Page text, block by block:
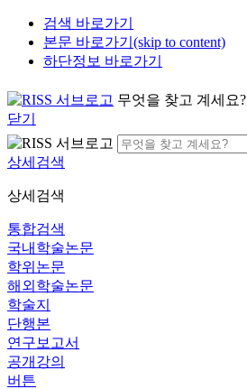
검색 바로가기
본문 바로가기(skip to content)
하단정보 바로가기
무엇을 찾고 계세요?
닫기
상세검색
상세검색
통합검색
국내학술논문
학위논문
해외학술논문
학술지
단행본
연구보고서
공개강의
버튼